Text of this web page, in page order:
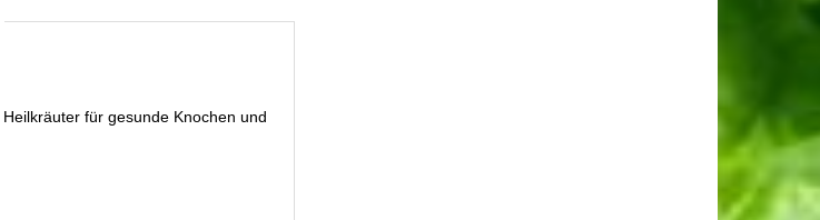
Heilkräuter für gesunde Knochen und